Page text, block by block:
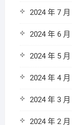
2024 年 7 月
2024 年 6 月
2024 年 5 月
2024 年 4 月
2024 年 3 月
2024 年 2 月